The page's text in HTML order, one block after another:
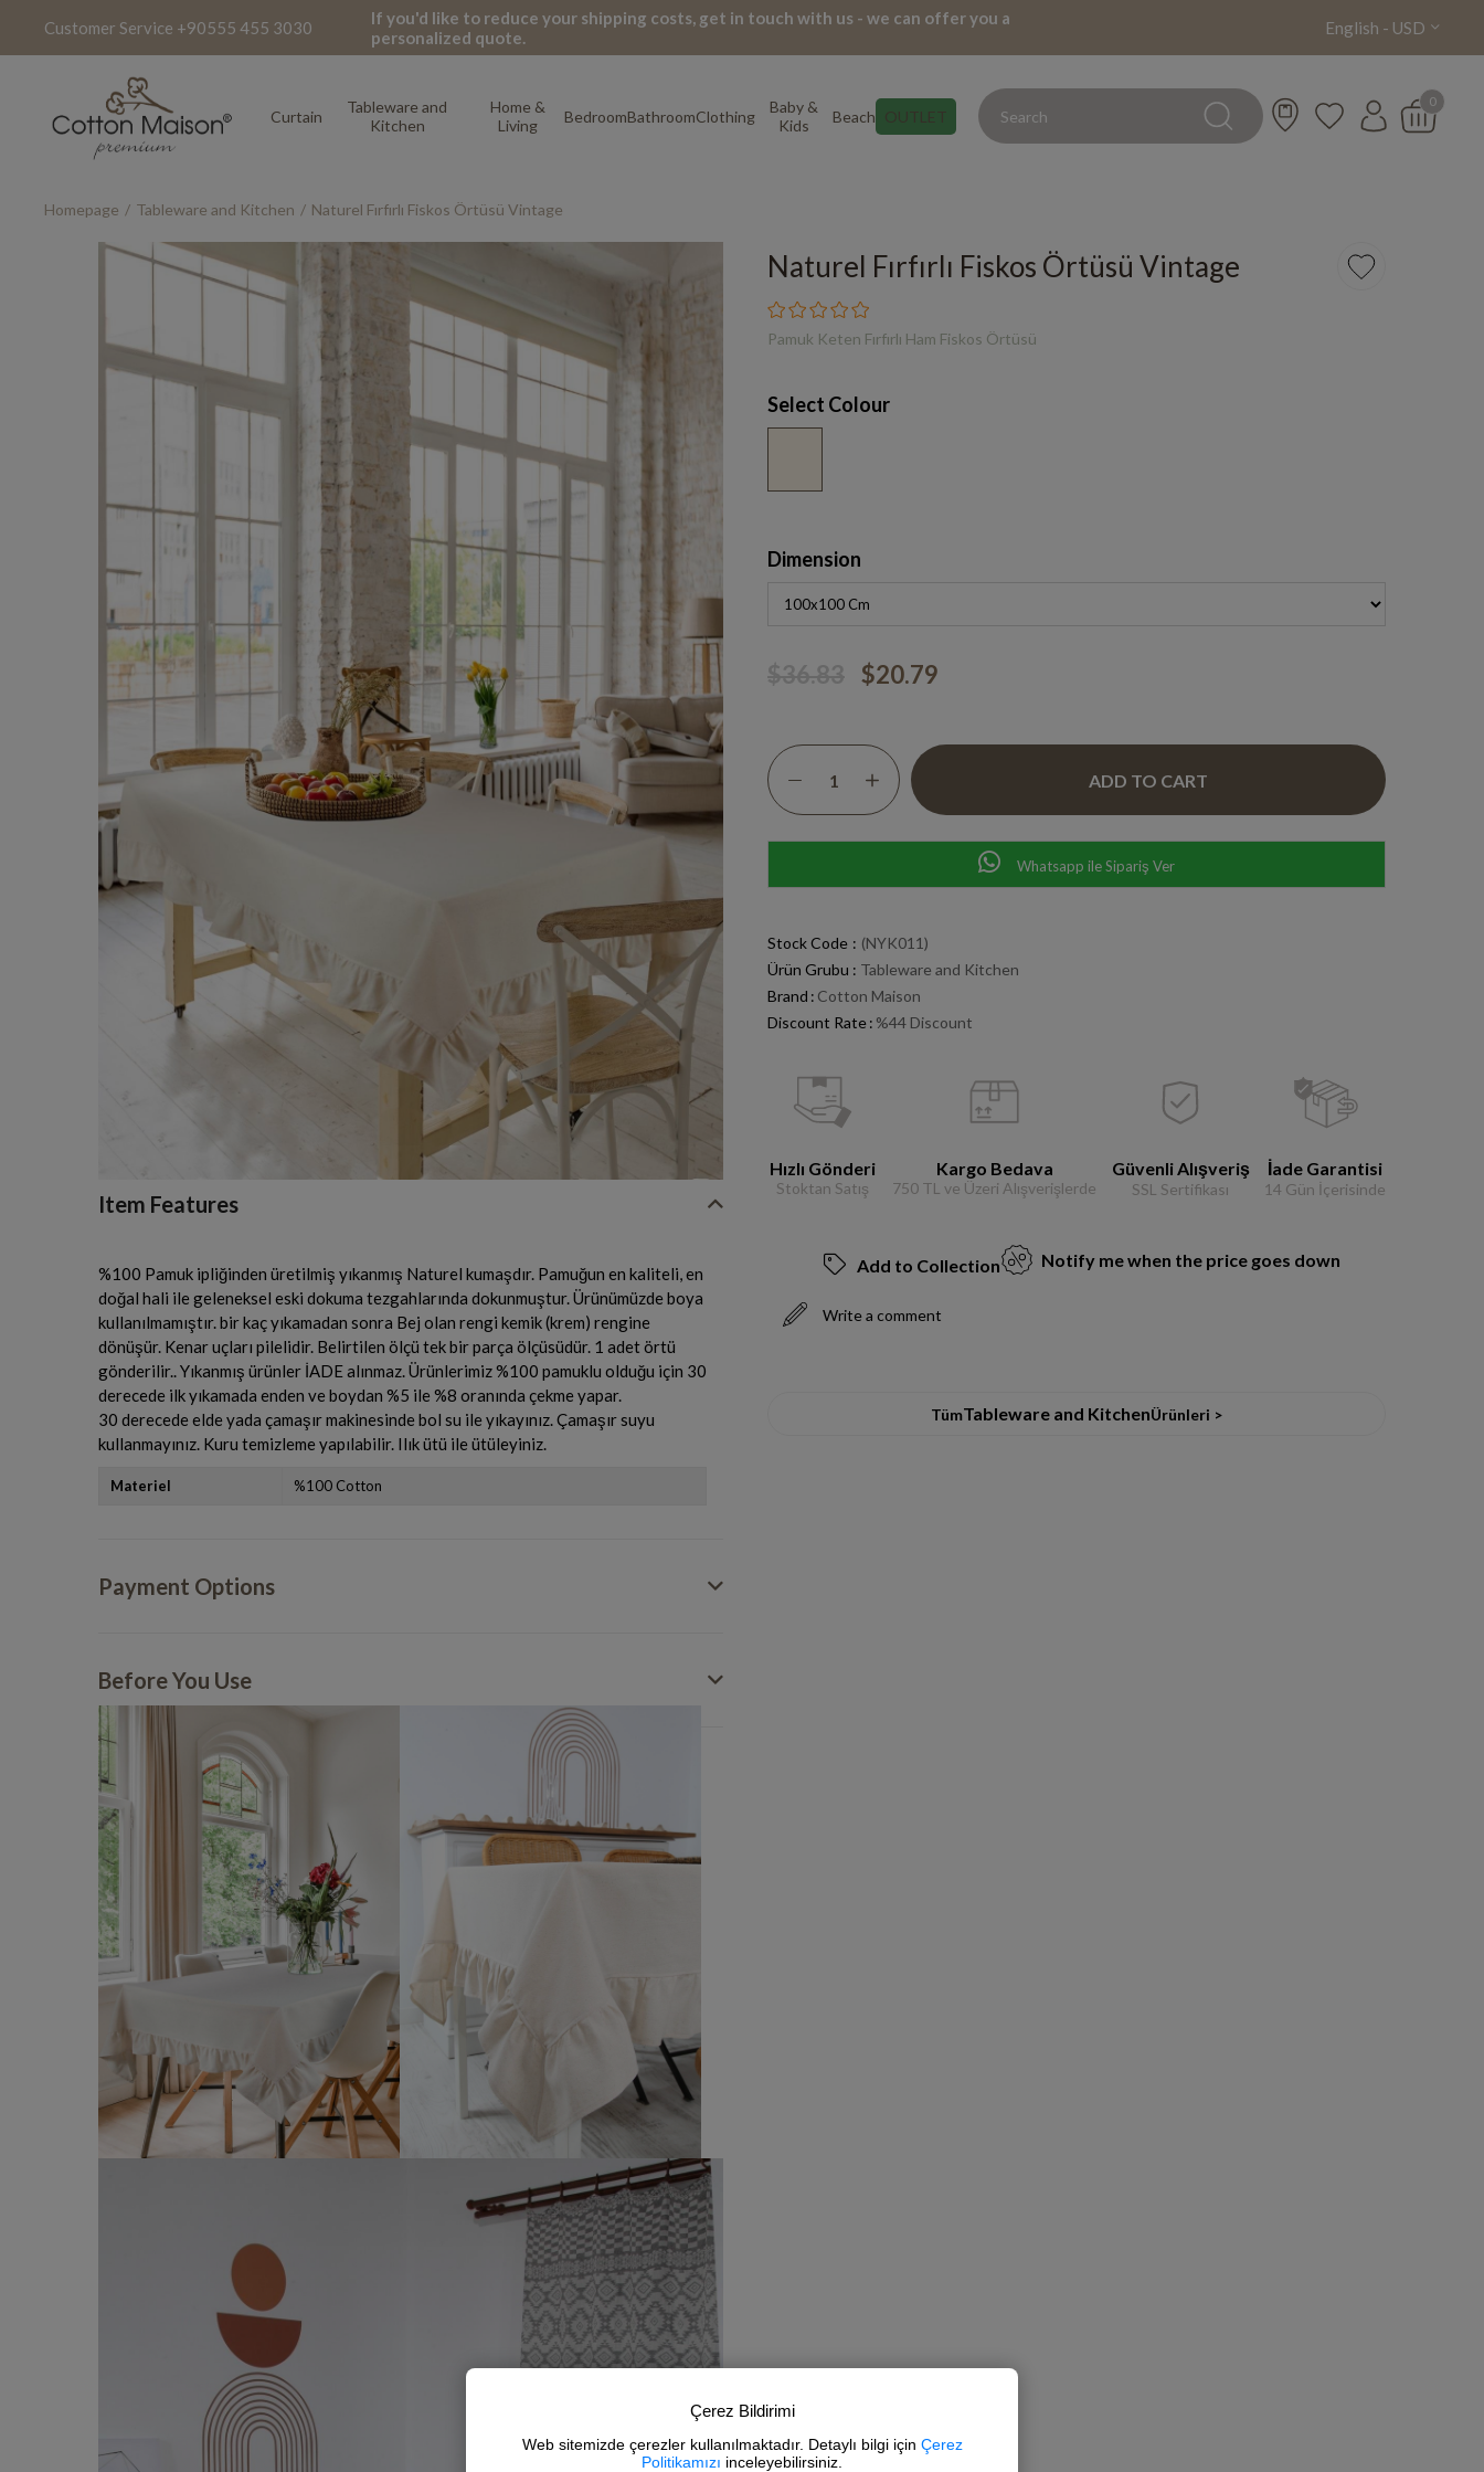
Customer Service +90555 455 3030
If you'd like to reduce your shipping costs, get in touch with us - we can offer you a
personalized quote.
English - USD
Curtain
Tableware and
Kitchen
Home &
Living
BedroomBathroomClothing
Baby &
Kids
Beach OUTLET
0
Homepage Tableware and Kitchen Naturel Fırfırlı Fiskos Örtüsü Vintage
Item Features
%100 Pamuk ipliğinden üretilmiş yıkanmış Naturel kumaşdır. Pamuğun en kaliteli, en
doğal hali ile geleneksel eski dokuma tezgahlarında dokunmuştur. Ürünümüzde boya
kullanılmamıştır. bir kaç yıkamadan sonra Bej olan rengi kemik (krem) rengine
dönüşür. Kenar uçları pilelidir. Belirtilen ölçü tek bir parça ölçüsüdür. 1 adet örtü
gönderilir.. Yıkanmış ürünler İADE alınmaz. Ürünlerimiz %100 pamuklu olduğu için 30
derecede ilk yıkamada enden ve boydan %5 ile %8 oranında çekme yapar.
30 derecede elde yada çamaşır makinesinde bol su ile yıkayınız. Çamaşır suyu
kullanmayınız. Kuru temizleme yapılabilir. Ilık ütü ile ütüleyiniz.
Materiel %100 Cotton
Payment Options
Before You Use
Naturel Fırfırlı Fiskos Örtüsü Vintage
Pamuk Keten Fırfırlı Ham Fiskos Örtüsü
Select Colour
Dimension
$36.83 $20.79
Whatsapp ile Sipariş Ver
Stock Code
(NYK011)
Ürün Grubu : Tableware and Kitchen
Brand : Cotton Maison
Discount Rate: %44 Discount
Hızlı Gönderi
Stoktan Satış
Kargo Bedava
750 TL ve Üzeri Alışverişlerde
Güvenli Alışveriş
SSL Sertifikası
İade Garantisi
14 Gün İçerisinde
Add to Collection Notify me when the price goes down
Write a comment
TümTableware and KitchenÜrünleri >
Çerez Bildirimi
Web sitemizde çerezler kullanılmaktadır. Detaylı bilgi için Çerez
Politikamızı inceleyebilirsiniz.